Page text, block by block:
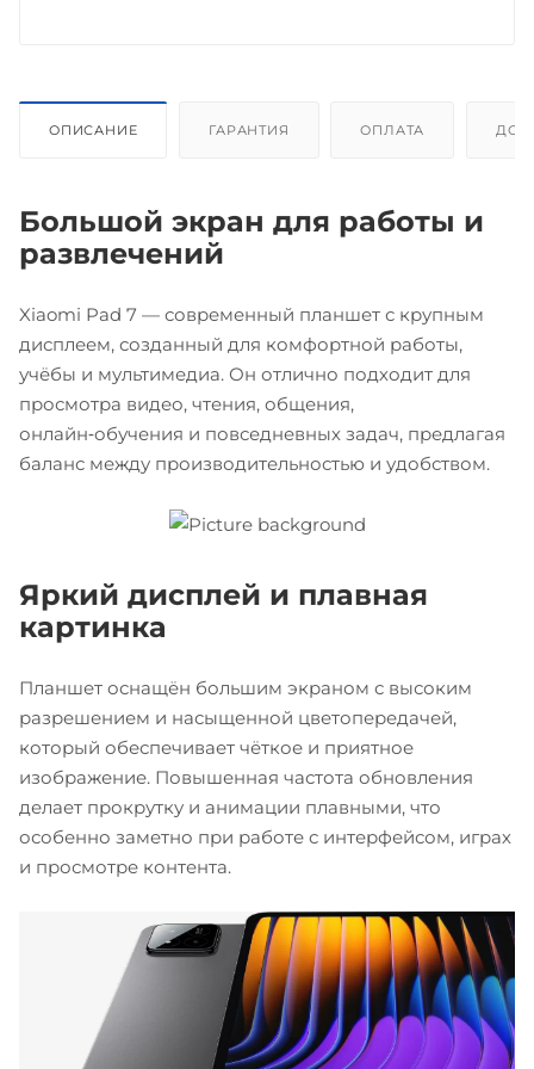
ОПИСАНИЕ ГАРАНТИЯ ОПЛАТА
Большой экран для работы и
развлечений
Xiaomi Pad 7 — современный планшет с крупным
дисплеем, созданный для комфортной работы,
учёбы и мультимедиа. Он отлично подходит для
просмотра видео, чтения, общения,
онлайн‑обучения и повседневных задач, предлагая
баланс между производительностью и удобством.
Яркий дисплей и плавная
картинка
Планшет оснащён большим экраном с высоким
разрешением и насыщенной цветопередачей,
который обеспечивает чёткое и приятное
изображение. Повышенная частота обновления
делает прокрутку и анимации плавными, что
особенно заметно при работе с интерфейсом, играх
и просмотре контента.